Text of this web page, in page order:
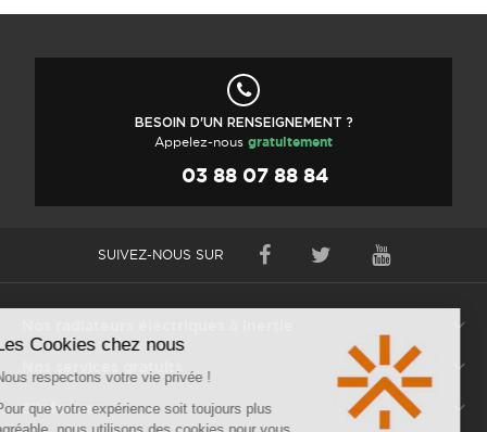
BESOIN D'UN RENSEIGNEMENT ?
Appelez-nous gratuitement
03 88 07 88 84
SUIVEZ-NOUS SUR
S'informer